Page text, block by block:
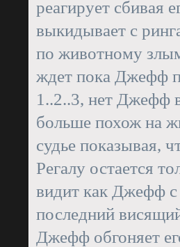
реагирует сбивая
выкидывает с
по животному
ждет пока Джефф
1..2..3, нет Джефф
больше похож на
судье показывая,
Регалу остается
видит как Джефф
последний
Джефф обгоняет